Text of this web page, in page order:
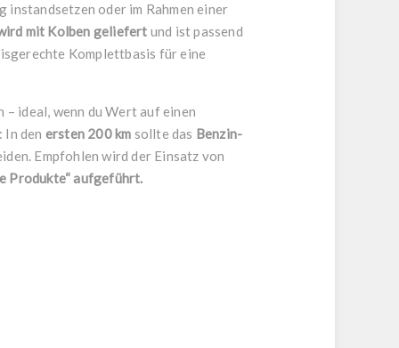
oder im Rahmen einer
mit Kolben geliefert und ist passend
Komplettbasis für eine
ideal, wenn du Wert auf einen
In den ersten 200 km sollte das Benzin-
Empfohlen wird der Einsatz von
Produkte“ aufgeführt.